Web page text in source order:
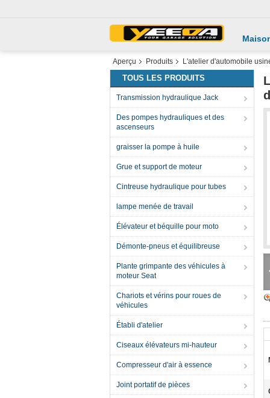
Aperçu Produits L'atelier d'automobile
TOUS LES PRODUITS
Transmission hydraulique Jack
Des pompes hydrauliques et des
ascenseurs
graisser la pompe à huile
Grue et support de moteur
Cintreuse hydraulique pour tubes
lampe menée de travail
Élévateur et béquille pour moto
Démonte-pneus et équilibreuse
Plante grimpante des véhicules à
moteur Seat
Chariots et vérins pour roues de
véhicules
Établi d'atelier
Ciseaux élévateurs mi-hauteur
Compresseur d'air à essence
Joint portatif de pièces